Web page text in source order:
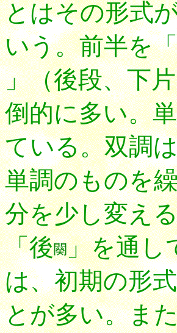
とはその形式
いう。前半を
」（後段、下
倒的に多い。
ている。双調
単調のものを
分を少し変え
「後 」を通し
は、初期の形
とが多い。ま